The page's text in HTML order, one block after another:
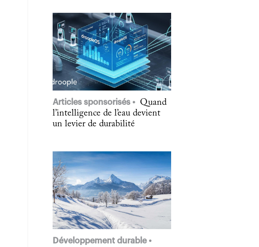
Articles sponsorisés
Quand
l’intelligence de l’eau devient
un levier de durabilité
Développement durable